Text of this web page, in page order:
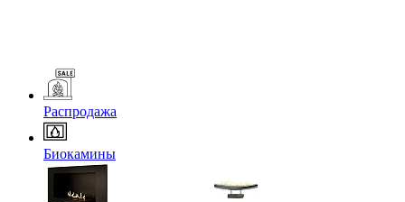
Распродажа
Биокамины